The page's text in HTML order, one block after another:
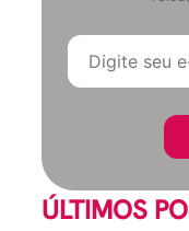
ÚLTIMOS